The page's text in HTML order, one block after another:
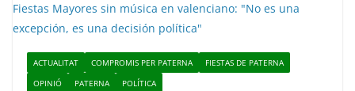
ACTUALITAT COMPROMIS PER PATERNA
FIESTAS DE PATERNA
OPINIÓ
PATERNA POLÍTICA